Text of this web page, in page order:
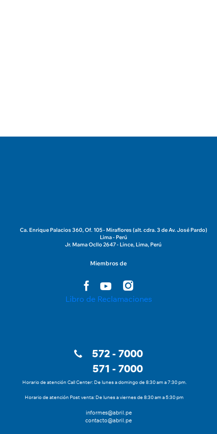
Ca. Enrique Palacios 360, Of. 105 - Miraflores (alt. cdra. 3 de Av. José Pardo)
Lima - Perú
Jr. Mama Ocllo 2647 - Lince, Lima, Perú
Miembros de
Libro de Reclamaciones
572 - 7000
571 - 7000
Horario de atención Call Center: De lunes a domingo de 8:30 am a 7:30 pm.
Horario de atención Post venta: De lunes a viernes de 8:30 am a 5:30 pm
informes@abril.pe
contacto@abril.pe